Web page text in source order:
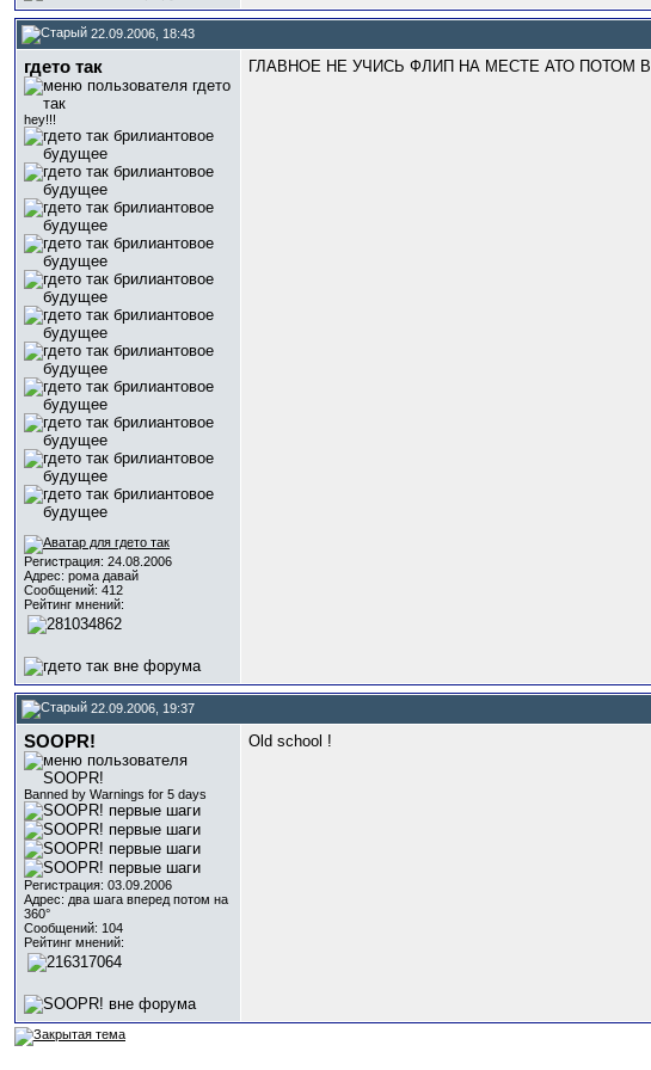
22.09.2006, 18:43
гдето так
hey!!!
Регистрация: 24.08.2006
Адрес: рома давай
Сообщений: 412
Рейтинг мнений:
ГЛАВНОЕ НЕ УЧИСЬ ФЛИП НА МЕСТЕ АТО ПОТОМ
22.09.2006, 19:37
SOOPR!
Banned by Warnings for 5 days
Регистрация: 03.09.2006
Адрес: два шага вперед потом на
360°
Сообщений: 104
Рейтинг мнений:
Old school !